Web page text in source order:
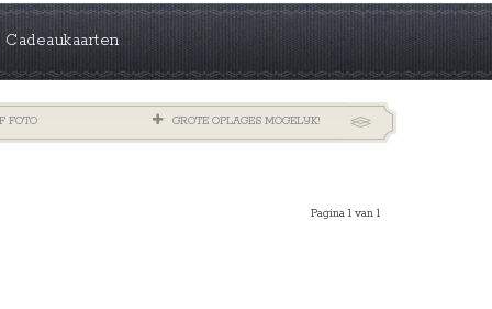
Cadeaukaarten
FOTO GROTE OPLAGES MOGELIJK!
Pagina 1 van 1